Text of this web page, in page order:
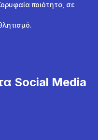
ποιότητα, σε
Social Media